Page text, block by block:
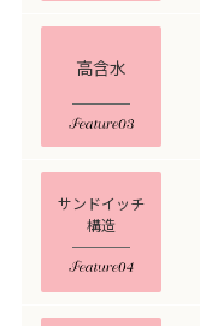
高含水
サンドイッチ
構造